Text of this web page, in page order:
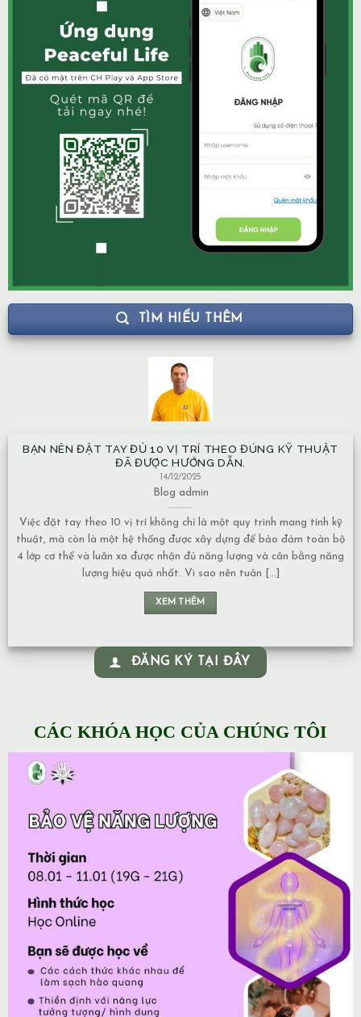
TÌM HIỂU THÊM
BẠN NÊN ĐẶT TAY ĐỦ 10 VỊ TRÍ THEO ĐÚNG KỸ THUẬT
ĐÃ ĐƯỢC HƯỚNG DẪN.
14/12/2025
Blog admin
Việc đặt tay theo 10 vị trí không chỉ là một quy trình mang tính kỹ
thuật, mà còn là một hệ thống được xây dựng để bảo đảm toàn bộ
4 lớp cơ thể và luân xa được nhận đủ năng lượng và cân bằng năng
lượng hiệu quả nhất. Vì sao nên tuân [...]
XEM THÊM
ĐĂNG KÝ TẠI ĐÂY
CÁC KHÓA HỌC CỦA CHÚNG TÔI